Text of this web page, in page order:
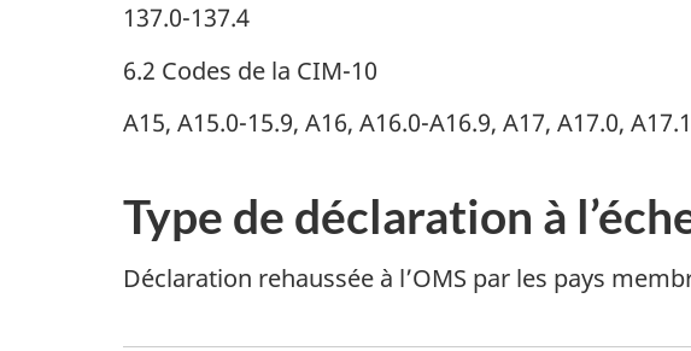
137.0-137.4
6.2 Codes de la CIM-10
A15, A15.0-15.9, A16, A16.0-A16.9, A17, A17.0,
Type de déclaration à
Déclaration rehaussée à l’OMS par les pays